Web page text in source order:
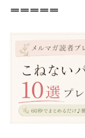
＝＝＝＝＝